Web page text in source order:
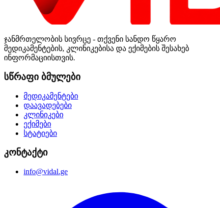
ჯანმრთელობის სივრცე - თქვენი სანდო წყარო
მედიკამენტების, კლინიკებისა და ექიმების შესახებ
ინფორმაციისთვის.
სწრაფი ბმულები
მედიკამენტები
დაავადებები
კლინიკები
ექიმები
სტატიები
კონტაქტი
info@vidal.ge